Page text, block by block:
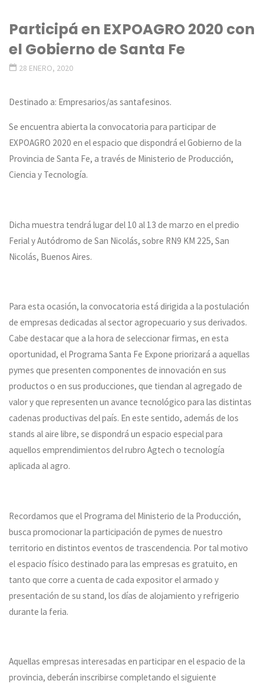
Participá en EXPOAGRO 2020 con
el Gobierno de Santa Fe
28 ENERO, 2020
Destinado a: Empresarios/as santafesinos.
Se encuentra abierta la convocatoria para participar de
EXPOAGRO 2020 en el espacio que dispondrá el Gobierno de la
Provincia de Santa Fe, a través de Ministerio de Producción,
Ciencia y Tecnología.
Dicha muestra tendrá lugar del 10 al 13 de marzo en el predio
Ferial y Autódromo de San Nicolás, sobre RN9 KM 225, San
Nicolás, Buenos Aires.
Para esta ocasión, la convocatoria está dirigida a la postulación
de empresas dedicadas al sector agropecuario y sus derivados.
Cabe destacar que a la hora de seleccionar firmas, en esta
oportunidad, el Programa Santa Fe Expone priorizará a aquellas
pymes que presenten componentes de innovación en sus
productos o en sus producciones, que tiendan al agregado de
valor y que representen un avance tecnológico para las distintas
cadenas productivas del país. En este sentido, además de los
stands al aire libre, se dispondrá un espacio especial para
aquellos emprendimientos del rubro Agtech o tecnología
aplicada al agro.
Recordamos que el Programa del Ministerio de la Producción,
busca promocionar la participación de pymes de nuestro
territorio en distintos eventos de trascendencia. Por tal motivo
el espacio físico destinado para las empresas es gratuito, en
tanto que corre a cuenta de cada expositor el armado y
presentación de su stand, los días de alojamiento y refrigerio
durante la feria.
Aquellas empresas interesadas en participar en el espacio de la
provincia, deberán inscribirse completando el siguiente